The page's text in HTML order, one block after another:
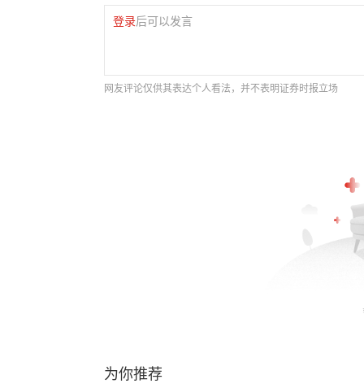
登录后可以发言
网友评论仅供其表达个人看法，并不表明证券时报立场
为你推荐